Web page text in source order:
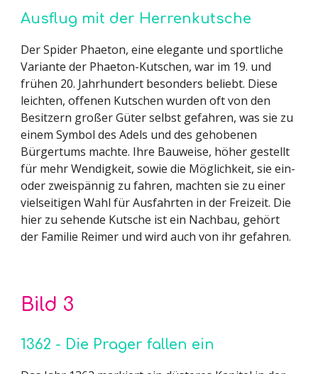
Ausflug mit der Herrenkutsche
Der Spider Phaeton, eine elegante und sportliche
Variante der Phaeton-Kutschen, war im 19. und
frühen 20. Jahrhundert besonders beliebt. Diese
leichten, offenen Kutschen wurden oft von den
Besitzern großer Güter selbst gefahren, was sie zu
einem Symbol des Adels und des gehobenen
Bürgertums machte. Ihre Bauweise, höher gestellt
für mehr Wendigkeit, sowie die Möglichkeit, sie ein-
oder zweispännig zu fahren, machten sie zu einer
vielseitigen Wahl für Ausfahrten in der Freizeit. Die
hier zu sehende Kutsche ist ein Nachbau, gehört
der Familie Reimer und wird auch von ihr gefahren.
Bild 3
1362 - Die Prager fallen ein